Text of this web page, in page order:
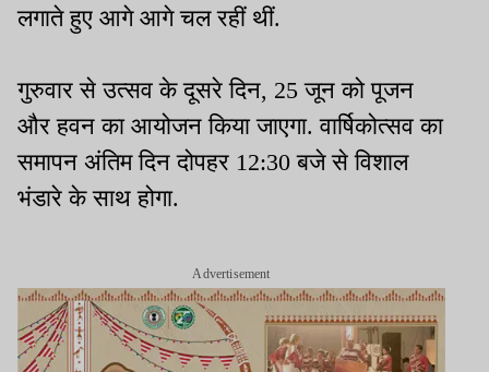
लगाते हुए आगे आगे चल रहीं थीं.
गुरुवार से उत्सव के दूसरे दिन, 25 जून को पूजन
और हवन का आयोजन किया जाएगा. वार्षिकोत्सव का
समापन अंतिम दिन दोपहर 12:30 बजे से विशाल
भंडारे के साथ होगा.
Advertisement